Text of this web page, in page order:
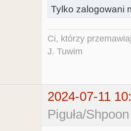
Tylko zalogowani
Ci, którzy
J. Tuwim
2024-07-11
Piguła/